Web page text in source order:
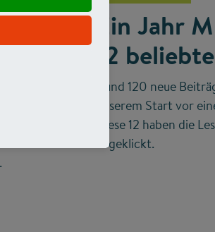
mit
100“
Ein Jahr
12
Rund 120 neue
unserem Start vor
Diese 12 haben die
angeklickt.